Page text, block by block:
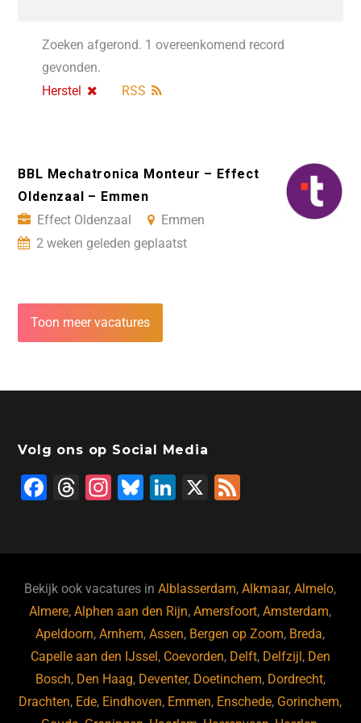
Zoeken afgerond. 1 overeenkomend record
gevonden.
Herstel
RSS
BBL Mechatronica Monteur – Effect
Oldenzaal – Emmen
Effect Oldenzaal
Emmen
2 weken geleden geplaatst
Toon meer vacatures
Volg ons op Social Media
F
b
o
o
k
T
d
s
In
a
m
Bl
ky
Li
dI
n
X
Bekijk ook vacatures inAlblasserdam,Alkmaar,Almelo,
Almere,Alphen aan den Rijn,Amersfoort,Amsterdam,
Apeldoorn,Arnhem,Assen, Bergen op Zoom, Breda,
Capelle aan den IJssel , Coevorden, Delft, Delfzijl , Den
Bosch, Den Haag, Deventer, Doetinchem, Dordrecht,
Drachten, Ede, Eindhoven, Emmen, Enschede, Gorinchem,